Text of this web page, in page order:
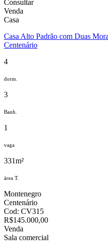
Consultar
Venda
Casa
Casa Alto Padrão com Duas
Centenário
4
dorm.
3
Banh.
1
vaga
331m²
área T.
Montenegro
Centenário
Cod: CV315
R$145.000,00
Venda
Sala comercial